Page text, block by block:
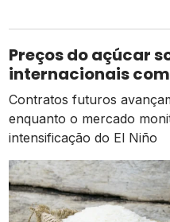
colheita, enquanto outras
fase de maturação ou
neste artigo um
Preços do açúcar
internacionais
apertada
Contratos futuros
enquanto o mercado
intensificação do El Niño